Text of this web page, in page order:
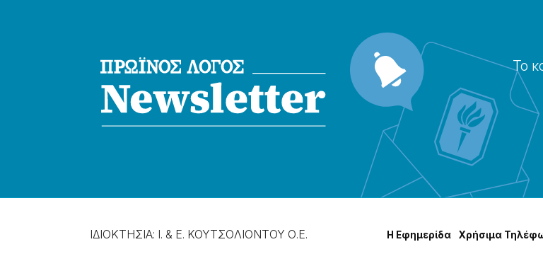
Το
ΙΔΙΟΚΤΗΣΙΑ: Ι. & Ε. ΚΟΥΤΣΟΛΙΟΝΤΟΥ Ο.Ε. Η Εφημερίδα Χρήσɩμα